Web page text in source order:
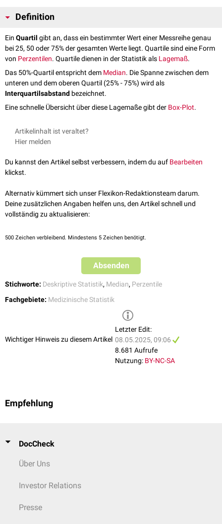
Definition
Ein Quartil gibt an, dass ein bestimmter Wert einer Messreihe genau
bei 25, 50 oder 75% der gesamten Werte liegt. Quartile sind eine Form
von Perzentilen. Quartile dienen in der Statistik als Lagemaß.
Das 50%-Quartil entspricht dem Median. Die Spanne zwischen dem
unteren und dem oberen Quartil (25% - 75%) wird als
Interquartilsabstand bezeichnet.
Eine schnelle Übersicht über diese Lagemaße gibt der Box-Plot.
Artikelinhalt ist veraltet?
Hier melden
Du kannst den Artikel selbst verbessern, indem du auf Bearbeiten
klickst.
Alternativ kümmert sich unser Flexikon-Redaktionsteam darum.
Deine zusätzlichen Angaben helfen uns, den Artikel schnell und
vollständig zu aktualisieren:
500 Zeichen verbleibend. Mindestens 5 Zeichen benötigt.
Absenden
Stichworte: Deskriptive Statistik, Median, Perzentile
Fachgebiete: Medizinische Statistik
Wichtiger Hinweis zu diesem Artikel
Letzter Edit:
08.05.2025, 09:06
8.681 Aufrufe
Nutzung: BY-NC-SA
Empfehlung
DocCheck
Über Uns
Investor Relations
Presse